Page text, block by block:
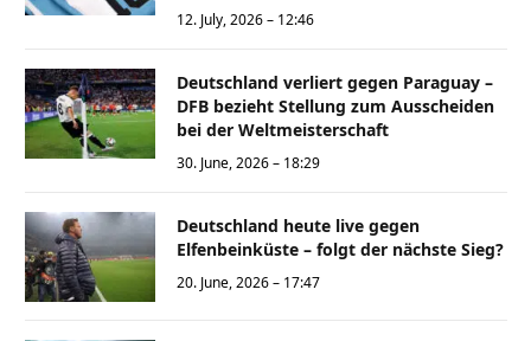
12. July, 2026 – 12:46
Deutschland verliert gegen Paraguay –
DFB bezieht Stellung zum Ausscheiden
bei der Weltmeisterschaft
30. June, 2026 – 18:29
Deutschland heute live gegen
Elfenbeinküste – folgt der nächste Sieg?
20. June, 2026 – 17:47